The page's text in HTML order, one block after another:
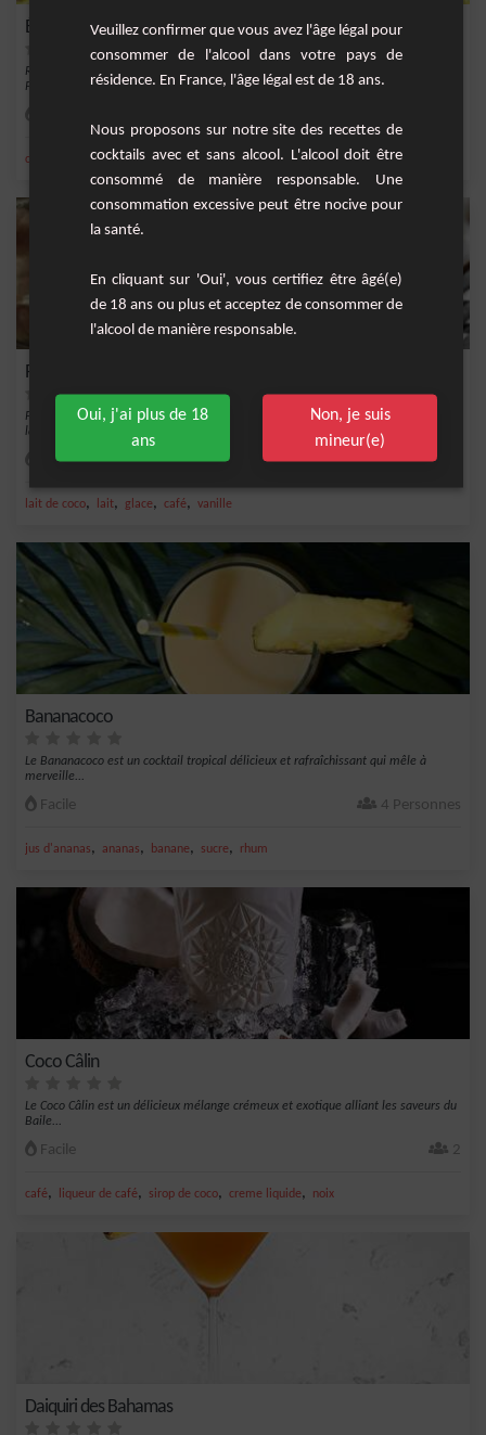
Éclat de Coco fizz
Revisitez le mariage classique du rhum à la noix de coco avec une touche de
Prosecco et...
citron jus de citron vert,glace, vin blanc,prosecco
Rafraîchissant Café Frappé à la Noix de Coco
Plongez dans la délicatesse des tropiques avec notre rafraîchissant Café Frappé à
la No...
Facile
lait de coco, lait, glace, café, vanille
Bananacoco
Le Bananacoco est un cocktail tropical délicieux et rafraîchissant qui mêle à
merveille...
Facile 4 Personnes
jus d'ananas, ananas, banane, sucre, rhum
Coco Câlin
Le Coco Câlin est un délicieux mélange crémeux et exotique alliant les saveurs du
Baile...
Facile 2
café, liqueur de café, sirop de coco, creme liquide, noix
Daiquiri des Bahamas
Veuillez confirmer que vous avez l'âge légal pour
consommer de l'alcool dans votre pays de
résidence. En France, l'âge légal est de 18 ans.
Nous proposons sur notre site des recettes de
cocktails avec et sans alcool. L'alcool doit être
consommé de manière responsable. Une
consommation excessive peut être nocive pour
la santé.
En cliquant sur 'Oui', vous certifiez être âgé(e)
de 18 ans ou plus et acceptez de consommer de
l'alcool de manière responsable.
Oui, j'ai plus de 18
ans
Non, je suis
mineur(e)